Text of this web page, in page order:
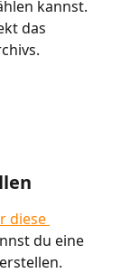
kannst.
das
diese
du eine